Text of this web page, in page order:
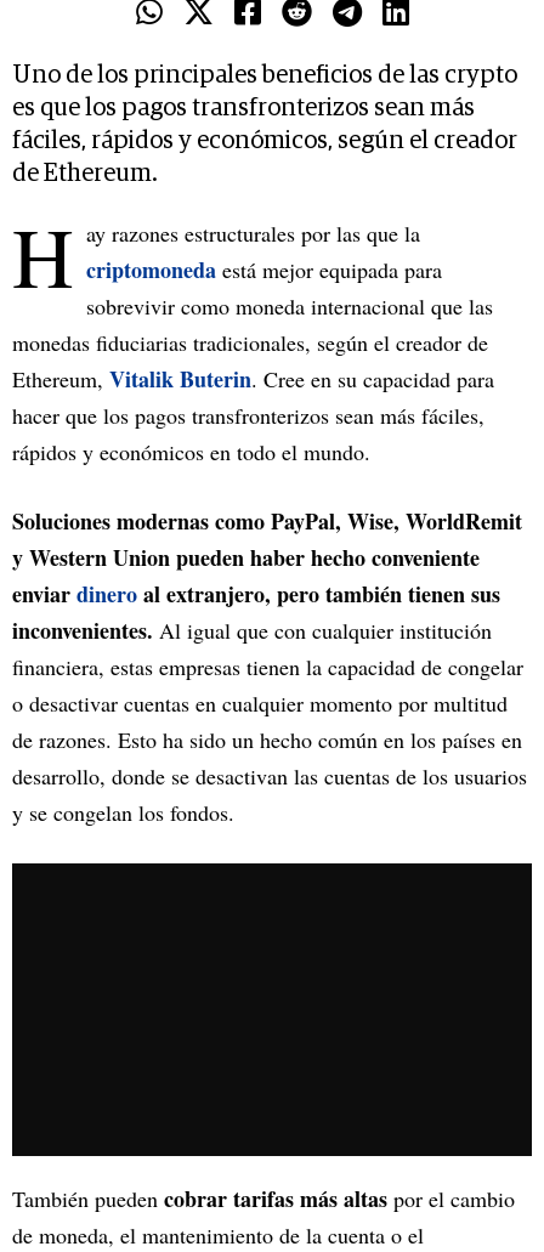
Uno de los principales beneficios de las crypto
es que los pagos transfronterizos sean más
fáciles, rápidos y económicos, según el creador
de Ethereum.
H ay razones estructurales por las que la
criptomoneda está mejor equipada para
sobrevivir como moneda internacional que las
monedas fiduciarias tradicionales, según el creador de
Ethereum, Vitalik Buterin. Cree en su capacidad para
hacer que los pagos transfronterizos sean más fáciles,
rápidos y económicos en todo el mundo.
Soluciones modernas como PayPal, Wise, WorldRemit
y Western Union pueden haber hecho conveniente
enviardineroal extranjero, pero también tienen sus
inconvenientes. Al igual que con cualquier institución
financiera, estas empresas tienen la capacidad de congelar
o desactivar cuentas en cualquier momento por multitud
de razones. Esto ha sido un hecho común en los países en
desarrollo, donde se desactivan las cuentas de los usuarios
y se congelan los fondos.
También pueden cobrar tarifas más altas por el cambio
de moneda, el mantenimiento de la cuenta o el